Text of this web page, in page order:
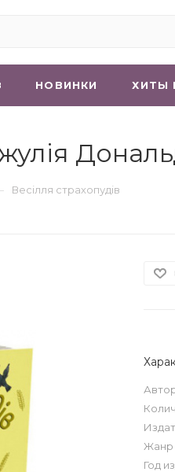
НОВИНКИ ХИТЫ
Весілля страхопудів
Жанр
Год